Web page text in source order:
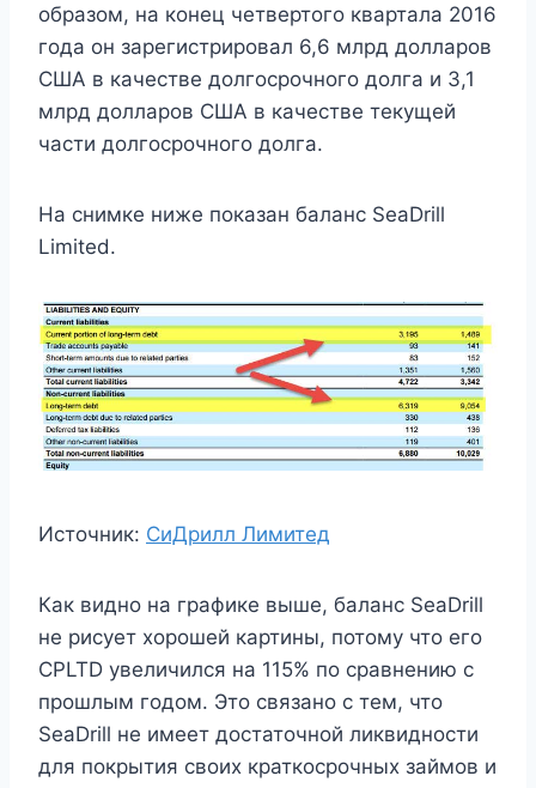
образом, на конец четвертого квартала 2016
года он зарегистрировал 6,6 млрд долларов
США в качестве долгосрочного долга и 3,1
млрд долларов США в качестве текущей
части долгосрочного долга.
На снимке ниже показан баланс SeaDrill
Limited.
Источник: СиДрилл Лимитед
Как видно на графике выше, баланс SeaDrill
не рисует хорошей картины, потому что его
CPLTD увеличился на 115% по сравнению с
прошлым годом. Это связано с тем, что
SeaDrill не имеет достаточной ликвидности
для покрытия своих краткосрочных займов и